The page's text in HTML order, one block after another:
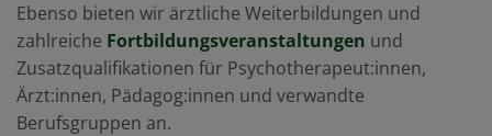
Ebenso bieten wir ärztliche Weiterbildungen und
zahlreiche Fortbildungsveranstaltungen und
Zusatzqualifikationen für Psychotherapeut:innen,
Ärzt:innen, Pädagog:innen und verwandte
Berufsgruppen an.